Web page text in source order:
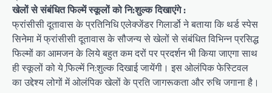
खेलों से संबंधित फिल्में स्कूलों को नि:शुल्क दिखाएंगे :
फ्रांसीसी दूतावास के प्रतिनिधि एलेक्जेंडर गिलार्डो ने बताया कि थर्ड स्पेस
सिनेमा में फ्रांसीसी दूतावास के सौजन्य से खेलों से संबंधित विभिन्न प्रसिद्ध
फि़ल्मों का आमजन के लिये बहुत कम दरों पर प्रदर्शन भी किया जाएगा साथ
ही स्कूलों को ये फि़ल्में नि:शुल्क दिखाई जायेंगी। इस ओलंपिक फेस्टिवल
का उद्देश्य लोगों में ओलंपिक खेलों के प्रति जागरूकता और रुचि जगाना है।